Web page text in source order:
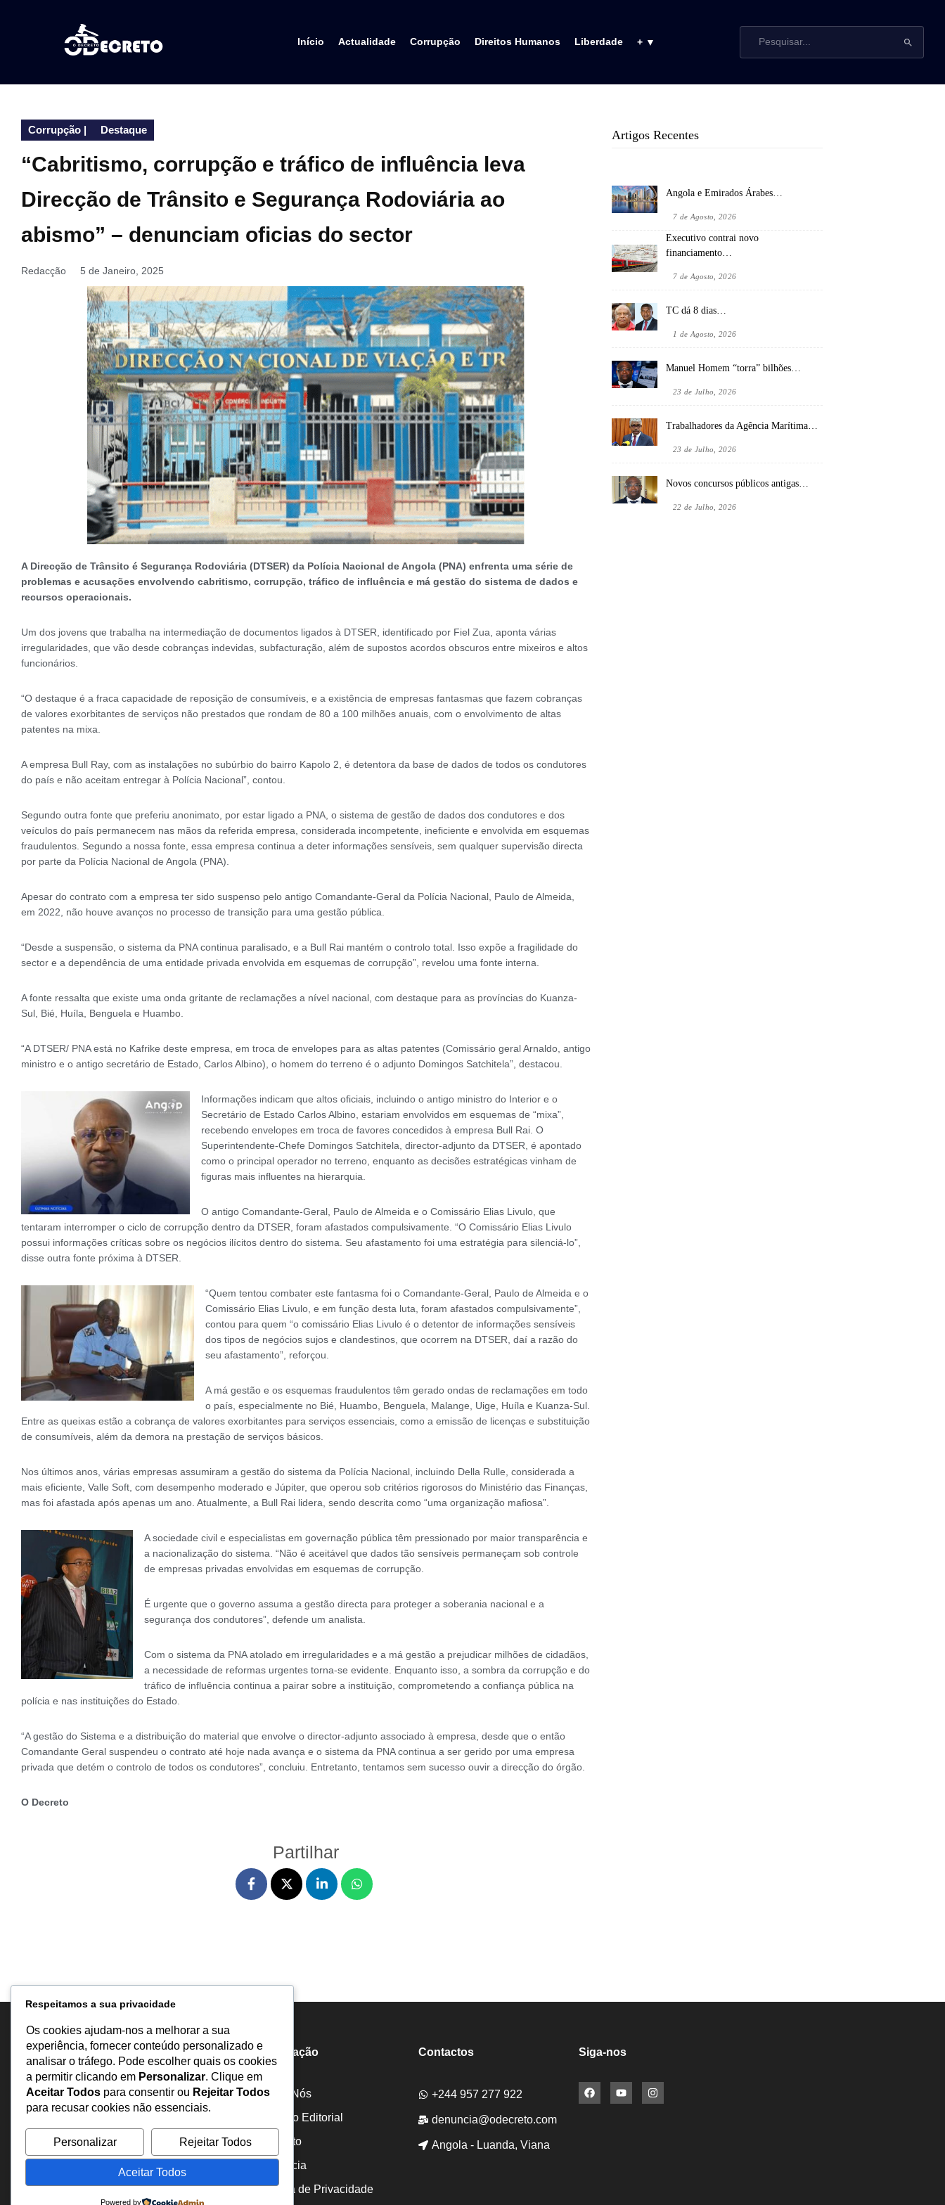
Início Actualidade Corrupção Direitos Humanos Liberdade + ▼
Corrupção | Destaque
“Cabritismo, corrupção e tráfico de influência leva
Direcção de Trânsito e Segurança Rodoviária ao
abismo” – denunciam oficias do sector
Redacção 5 de Janeiro, 2025
A Direcção de Trânsito é Segurança Rodoviária (DTSER) da Polícia Nacional de Angola (PNA) enfrenta uma série de
problemas e acusações envolvendo cabritismo, corrupção, tráfico de influência e má gestão do sistema de dados e
recursos operacionais.
Um dos jovens que trabalha na intermediação de documentos ligados à DTSER, identificado por Fiel Zua, aponta várias
irregularidades, que vão desde cobranças indevidas, subfacturação, além de supostos acordos obscuros entre mixeiros e altos
funcionários.
“O destaque é a fraca capacidade de reposição de consumíveis, e a existência de empresas fantasmas que fazem cobranças
de valores exorbitantes de serviços não prestados que rondam de 80 a 100 milhões anuais, com o envolvimento de altas
patentes na mixa.
A empresa Bull Ray, com as instalações no subúrbio do bairro Kapolo 2, é detentora da base de dados de todos os condutores
do país e não aceitam entregar à Polícia Nacional”, contou.
Segundo outra fonte que preferiu anonimato, por estar ligado a PNA, o sistema de gestão de dados dos condutores e dos
veículos do país permanecem nas mãos da referida empresa, considerada incompetente, ineficiente e envolvida em esquemas
fraudulentos. Segundo a nossa fonte, essa empresa continua a deter informações sensíveis, sem qualquer supervisão directa
por parte da Polícia Nacional de Angola (PNA).
Apesar do contrato com a empresa ter sido suspenso pelo antigo Comandante-Geral da Polícia Nacional, Paulo de Almeida,
em 2022, não houve avanços no processo de transição para uma gestão pública.
“Desde a suspensão, o sistema da PNA continua paralisado, e a Bull Rai mantém o controlo total. Isso expõe a fragilidade do
sector e a dependência de uma entidade privada envolvida em esquemas de corrupção”, revelou uma fonte interna.
A fonte ressalta que existe uma onda gritante de reclamações a nível nacional, com destaque para as províncias do Kuanza-
Sul, Bié, Huíla, Benguela e Huambo.
“A DTSER/ PNA está no Kafrike deste empresa, em troca de envelopes para as altas patentes (Comissário geral Arnaldo, antigo
ministro e o antigo secretário de Estado, Carlos Albino), o homem do terreno é o adjunto Domingos Satchitela”, destacou.
Informações indicam que altos oficiais, incluindo o antigo ministro do Interior e o
Secretário de Estado Carlos Albino, estariam envolvidos em esquemas de “mixa”,
recebendo envelopes em troca de favores concedidos à empresa Bull Rai. O
Superintendente-Chefe Domingos Satchitela, director-adjunto da DTSER, é apontado
como o principal operador no terreno, enquanto as decisões estratégicas vinham de
figuras mais influentes na hierarquia.
O antigo Comandante-Geral, Paulo de Almeida e o Comissário Elias Livulo, que
tentaram interromper o ciclo de corrupção dentro da DTSER, foram afastados compulsivamente. “O Comissário Elias Livulo
possui informações críticas sobre os negócios ilícitos dentro do sistema. Seu afastamento foi uma estratégia para silenciá-lo”,
disse outra fonte próxima à DTSER.
“Quem tentou combater este fantasma foi o Comandante-Geral, Paulo de Almeida e o
Comissário Elias Livulo, e em função desta luta, foram afastados compulsivamente”,
contou para quem “o comissário Elias Livulo é o detentor de informações sensíveis
dos tipos de negócios sujos e clandestinos, que ocorrem na DTSER, daí a razão do
seu afastamento”, reforçou.
A má gestão e os esquemas fraudulentos têm gerado ondas de reclamações em todo
o país, especialmente no Bié, Huambo, Benguela, Malange, Uige, Huíla e Kuanza-Sul.
Entre as queixas estão a cobrança de valores exorbitantes para serviços essenciais, como a emissão de licenças e substituição
de consumíveis, além da demora na prestação de serviços básicos.
Nos últimos anos, várias empresas assumiram a gestão do sistema da Polícia Nacional, incluindo Della Rulle, considerada a
mais eficiente, Valle Soft, com desempenho moderado e Júpiter, que operou sob critérios rigorosos do Ministério das Finanças,
mas foi afastada após apenas um ano. Atualmente, a Bull Rai lidera, sendo descrita como “uma organização mafiosa”.
A sociedade civil e especialistas em governação pública têm pressionado por maior transparência e
a nacionalização do sistema. “Não é aceitável que dados tão sensíveis permaneçam sob controle
de empresas privadas envolvidas em esquemas de corrupção.
É urgente que o governo assuma a gestão directa para proteger a soberania nacional e a
segurança dos condutores”, defende um analista.
Com o sistema da PNA atolado em irregularidades e a má gestão a prejudicar milhões de cidadãos,
a necessidade de reformas urgentes torna-se evidente. Enquanto isso, a sombra da corrupção e do
tráfico de influência continua a pairar sobre a instituição, comprometendo a confiança pública na
polícia e nas instituições do Estado.
“A gestão do Sistema e a distribuição do material que envolve o director-adjunto associado à empresa, desde que o então
Comandante Geral suspendeu o contrato até hoje nada avança e o sistema da PNA continua a ser gerido por uma empresa
privada que detém o controlo de todos os condutores”, concluiu. Entretanto, tentamos sem sucesso ouvir a direcção do órgão.
O Decreto
Partilhar
Artigos Recentes
Angola e Emirados Árabes…
7 de Agosto, 2026
Executivo contrai novo
financiamento…
7 de Agosto, 2026
TC dá 8 dias…
1 de Agosto, 2026
Manuel Homem “torra” bilhões…
23 de Julho, 2026
Trabalhadores da Agência Marítima…
23 de Julho, 2026
Novos concursos públicos antigas…
22 de Julho, 2026
Portal de notícias comprometido com a
abordagem responsável e ética dos temas
mais relevantes da atualidade, incluindo
Informação
Sobre Nós
Estatuto Editorial
Inquérito
Denuncia
Política de Privacidade
Contactos
+244 957 277 922
denuncia@odecreto.com
Angola - Luanda, Viana
Siga-nos
Respeitamos a sua privacidade
Os cookies ajudam-nos a melhorar a sua
experiência, fornecer conteúdo personalizado e
analisar o tráfego. Pode escolher quais os cookies
a permitir clicando em Personalizar. Clique em
Aceitar Todos para consentir ou Rejeitar Todos
para recusar cookies não essenciais.
Personalizar Rejeitar Todos
Aceitar Todos
Powered by